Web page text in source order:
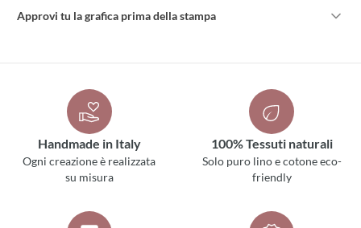
Approvi tu la grafica prima della stampa
Handmade in Italy
Ogni creazione è realizzata
su misura
100% Tessuti naturali
Solo puro lino e cotone eco-
friendly